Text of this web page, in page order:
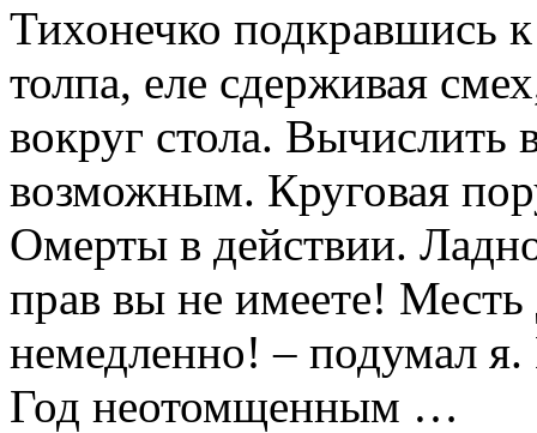
Тихонечко подкравшись к
толпа, еле сдерживая
вокруг стола. Вычислить
возможным. Круговая
Омерты в действии.
прав вы не имеете!
немедленно! – подумал
Год неотомщенным …